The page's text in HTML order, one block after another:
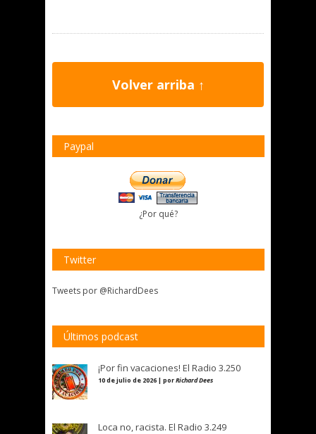
Volver arriba ↑
Paypal
¿Por qué?
Twitter
Tweets por @RichardDees
Últimos podcast
¡Por fin vacaciones! El Radio 3.250
10 de julio de 2026 | porRichard Dees
Loca no, racista. El Radio 3.249